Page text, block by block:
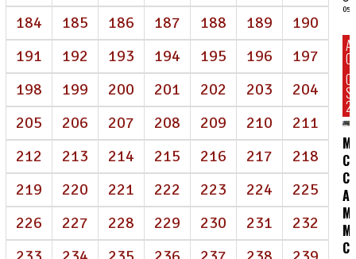
184
185 186 187 188 189
190
191
192 193 194 195 196
197
198
199 200 201 202 203
204
205
206 207 208 209 210
211
212
213 214 215 216 217
218
219
220 221 222 223 224
225
226
227 228 229 230 231
232
05/
C: